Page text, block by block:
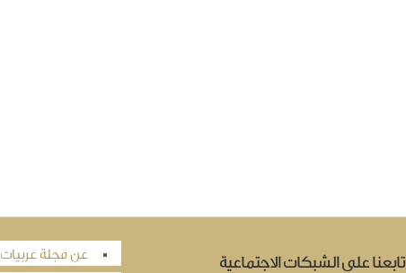
عن مجلة عربيات تابعنا على الشبكات الاجتماعية